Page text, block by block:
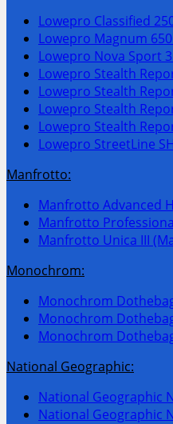
Lowepro Classified
Lowepro Magnum
Lowepro Nova Sport
Lowepro Stealth
Lowepro Stealth
Lowepro Stealth
Lowepro Stealth
Lowepro StreetLine
Manfrotto:
Manfrotto Advanced
Manfrotto
Manfrotto Unica III
Monochrom:
Monochrom
Monochrom
Monochrom
National Geographic:
National Geographic
National Geographic